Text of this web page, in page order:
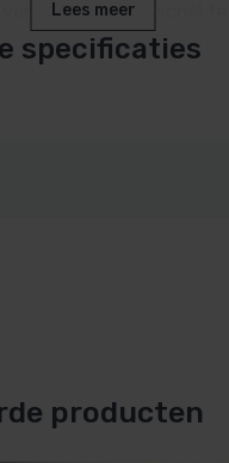
filters om de spoel te
vervuiling om de
een werkdruk van
Lees meer
specificaties
producten